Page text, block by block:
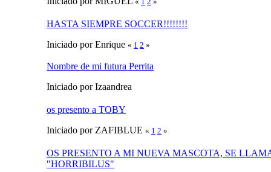
HASTA SIEMPRE SOCCER!!!!!!!!
Iniciado por Enrique « 1 2 »
Nombre de mi futura Perrita
Iniciado por Izaandrea
os presento a TOBY
Iniciado por ZAFIBLUE « 1 2 »
OS PRESENTO A MI NUEVA MASCOTA, SE
"HORRIBILUS"